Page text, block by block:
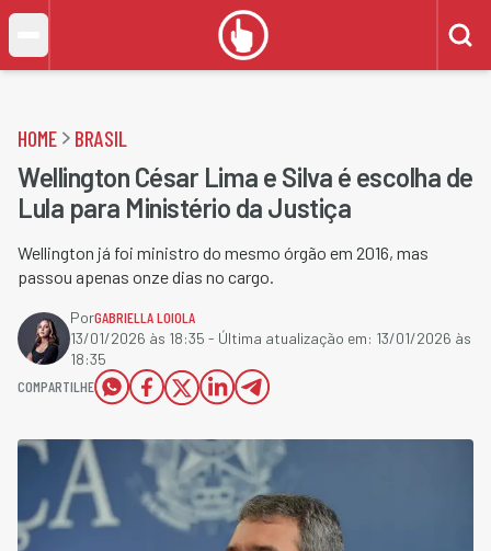
HOME BRASIL
Wellington César Lima e Silva é escolha de
Lula para Ministério da Justiça
Wellington já foi ministro do mesmo órgão em 2016, mas
passou apenas onze dias no cargo.
PorGABRIELLA LOIOLA
13/01/2026 às 18:35 - Última atualização em: 13/01/2026 às
18:35
COMPARTILHE